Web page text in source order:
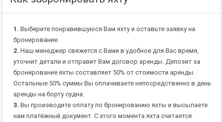
1. Выберите понравившуюся Вам яхту и оставьте заявку на
бронирование.
2. Наш менеджер свяжется с Вами в удобное для Вас время,
уточнит детали и отправит Вам договор аренды. Депозит за
бронирование яхты составляет 50% от стоимости аренды.
Остальные 50% суммы Вы оплачиваете непосредственно в день
аренды на борту судна.
3. Вы производите оплату по бронированию яхты и высылаете
нам платёжный документ. С этого момента яхта считается